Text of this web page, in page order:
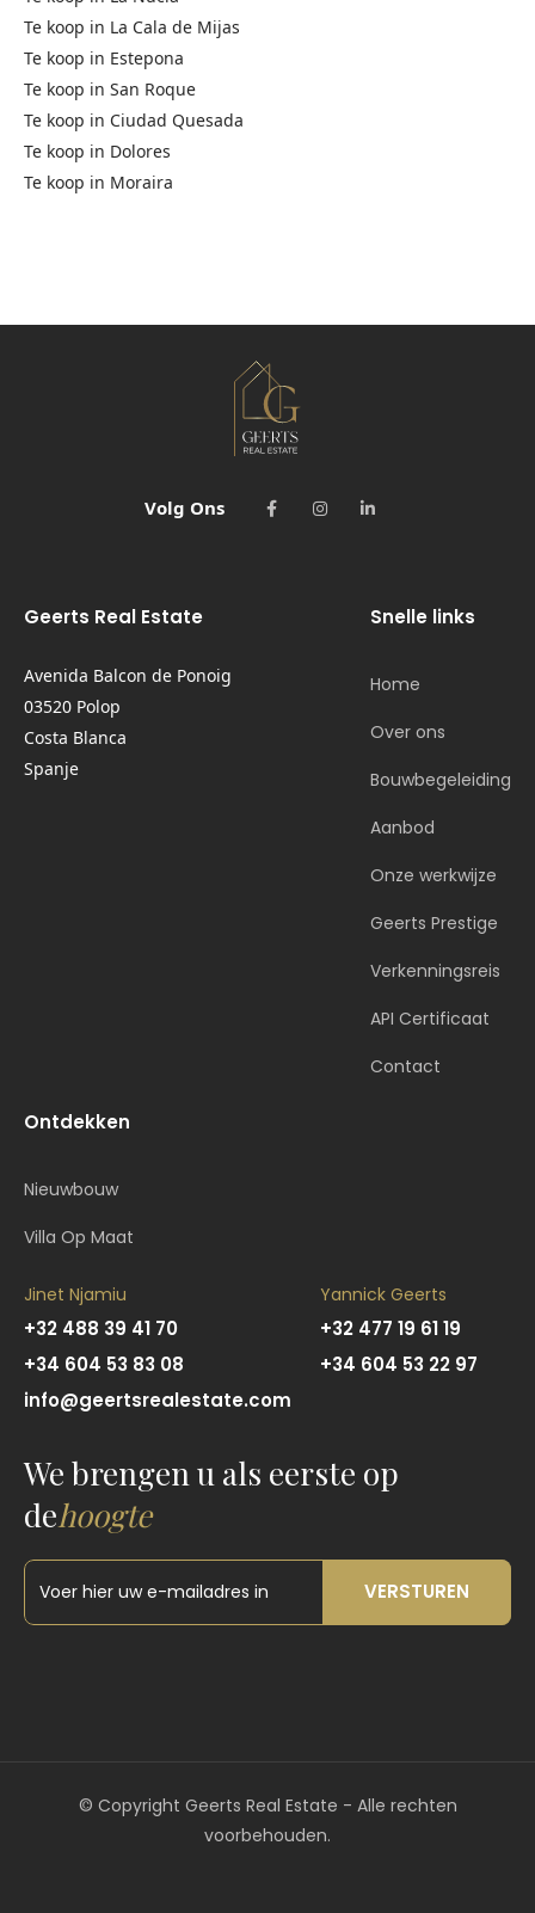
Te koop in La Cala de Mijas
Te koop in Estepona
Te koop in San Roque
Te koop in Ciudad Quesada
Te koop in Dolores
Te koop in Moraira
Volg Ons
Geerts Real Estate
Avenida Balcon de Ponoig
03520 Polop
Costa Blanca
Spanje
Snelle links
Home
Over ons
Bouwbegeleiding
Aanbod
Onze werkwijze
Geerts Prestige
Verkenningsreis
API Certificaat
Contact
Ontdekken
Nieuwbouw
Villa Op Maat
Jinet Njamiu
+32 488 39 41 70
+34 604 53 83 08
info@geertsrealestate.com
Yannick Geerts
+32 477 19 61 19
+34 604 53 22 97
We brengen u als eerste op
dehoogte
VERSTUREN
© Copyright Geerts Real Estate - Alle rechten
voorbehouden.